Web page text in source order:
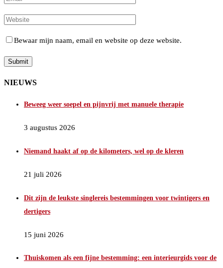
Bewaar mijn naam, email en website op deze website.
NIEUWS
Beweeg weer soepel en pijnvrij met manuele therapie
3 augustus 2026
Niemand haakt af op de kilometers, wel op de kleren
21 juli 2026
Dit zijn de leukste singlereis bestemmingen voor twintigers en
dertigers
15 juni 2026
Thuiskomen als een fijne bestemming: een interieurgids voor de